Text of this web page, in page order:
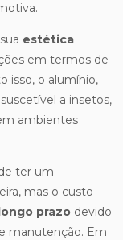
estética
em termos de
isso, o alumínio,
a insetos,
ambientes
ter um
mas o custo
prazo devido
manutenção. Em